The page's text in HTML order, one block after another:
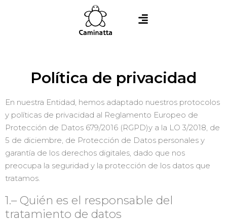
Política de privacidad
En nuestra Entidad, hemos adaptado nuestros protocolos
y políticas de privacidad al Reglamento Europeo de
Protección de Datos 679/2016 (RGPD)y a la LO 3/2018, de
5 de diciembre, de Protección de Datos personales y
garantía de los derechos digitales, dado que nos
preocupa la seguridad y la protección de los datos que
tratamos.
1.– Quién es el responsable del
tratamiento de datos